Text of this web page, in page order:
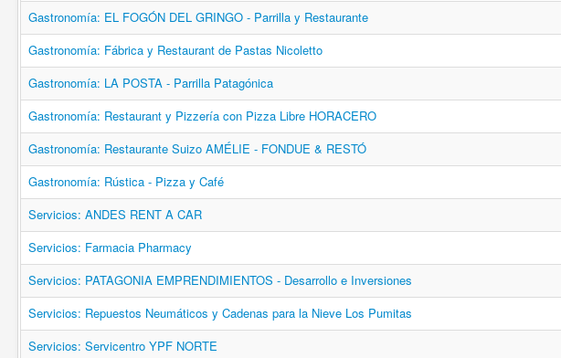
Gastronomía: EL FOGÓN DEL GRINGO - Parrilla y Restaurante
Gastronomía: Fábrica y Restaurant de Pastas Nicoletto
Gastronomía: LA POSTA - Parrilla Patagónica
Gastronomía: Restaurant y Pizzería con Pizza Libre HORACERO
Gastronomía: Restaurante Suizo AMÉLIE - FONDUE & RESTÓ
Gastronomía: Rústica - Pizza y Café
Servicios: ANDES RENT A CAR
Servicios: Farmacia Pharmacy
Servicios: PATAGONIA EMPRENDIMIENTOS - Desarrollo e Inversiones
Servicios: Repuestos Neumáticos y Cadenas para la Nieve Los Pumitas
Servicios: Servicentro YPF NORTE